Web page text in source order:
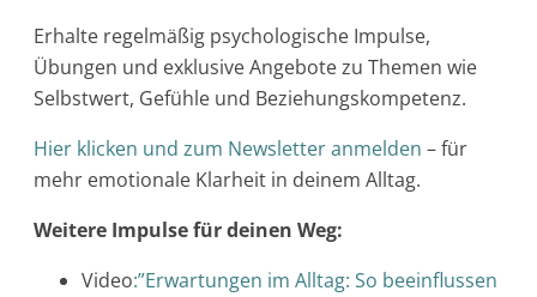
Erhalte regelmäßig psychologische Impulse,
Übungen und exklusive Angebote zu Themen wie
Selbstwert, Gefühle und Beziehungskompetenz.
Hier klicken und zum Newsletter anmelden – für
mehr emotionale Klarheit in deinem Alltag.
Weitere Impulse für deinen Weg:
Video:”Erwartungen im Alltag: So beeinflussen